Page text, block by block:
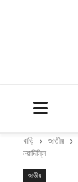
বাড়ি জাতীয়
নয়াদিল্লি
জাতীয়